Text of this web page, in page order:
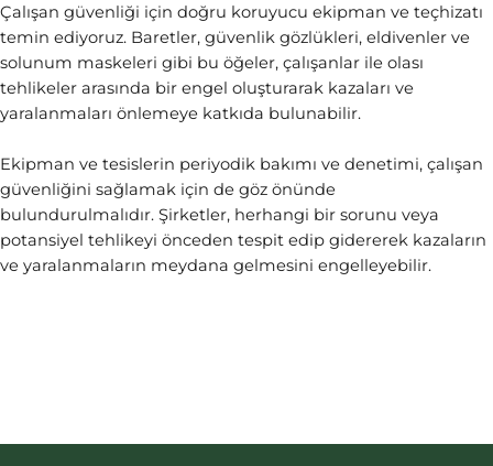
Çalışan güvenliği için doğru koruyucu ekipman ve teçhizatı
temin ediyoruz. Baretler, güvenlik gözlükleri, eldivenler ve
solunum maskeleri gibi bu öğeler, çalışanlar ile olası
tehlikeler arasında bir engel oluşturarak kazaları ve
yaralanmaları önlemeye katkıda bulunabilir.
Ekipman ve tesislerin periyodik bakımı ve denetimi, çalışan
güvenliğini sağlamak için de göz önünde
bulundurulmalıdır. Şirketler, herhangi bir sorunu veya
potansiyel tehlikeyi önceden tespit edip gidererek kazaların
ve yaralanmaların meydana gelmesini engelleyebilir.